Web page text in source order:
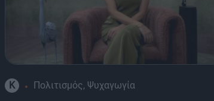
K Πολιτισμός, Ψυχαγωγία